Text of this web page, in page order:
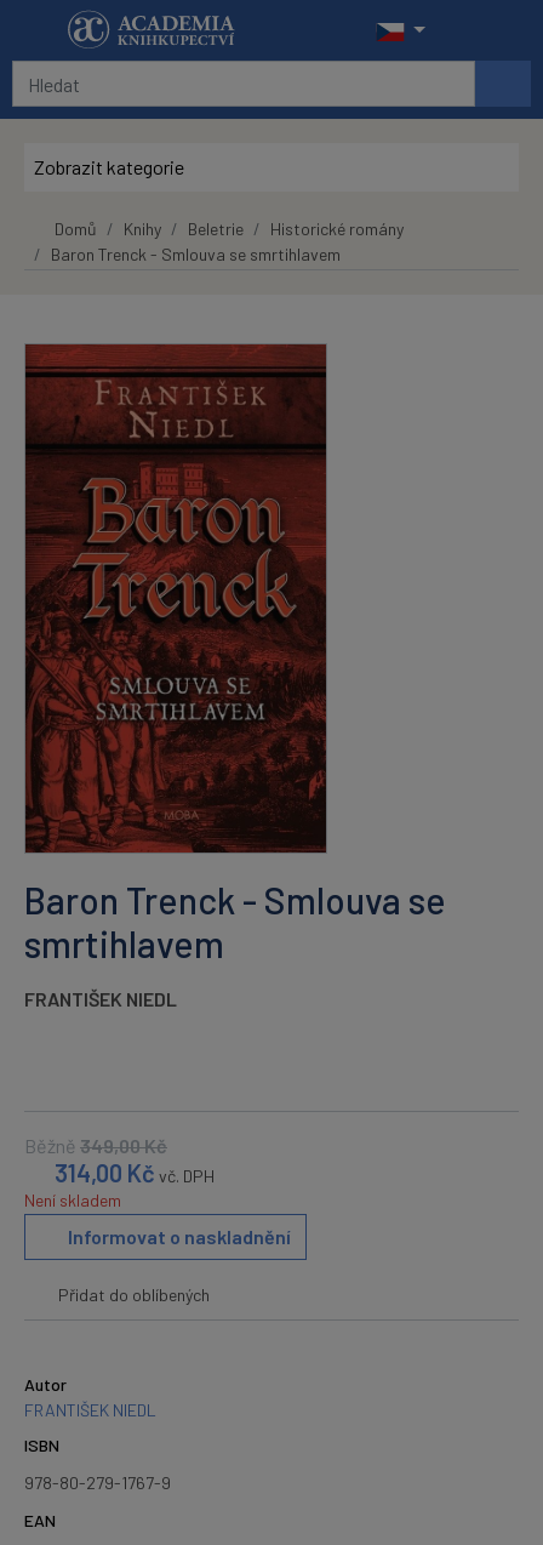
Přeskočit na hlavní obsah
Zobrazit kategorie
Domů Knihy Beletrie
Historické romány
Baron Trenck - Smlouva se smrtihlavem
Baron Trenck - Smlouva se
smrtihlavem
FRANTIŠEK NIEDL
Běžně 349,00Kč
314,00 Kč vč. DPH
Není skladem
Informovat o naskladnění
Přidat do oblíbených
Autor
FRANTIŠEK NIEDL
ISBN
978-80-279-1767-9
EAN